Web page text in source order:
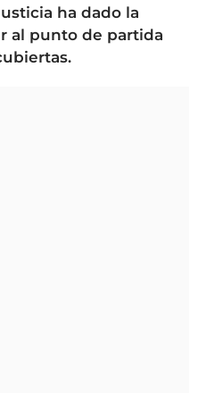
ha dado la
al punto de partida